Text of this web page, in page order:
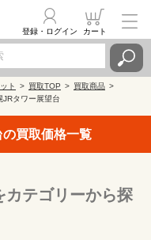
登録・ログイン カート
ト 買取TOP
買取商品
JRタワー展望台
買取価格一覧
カテゴリーから探